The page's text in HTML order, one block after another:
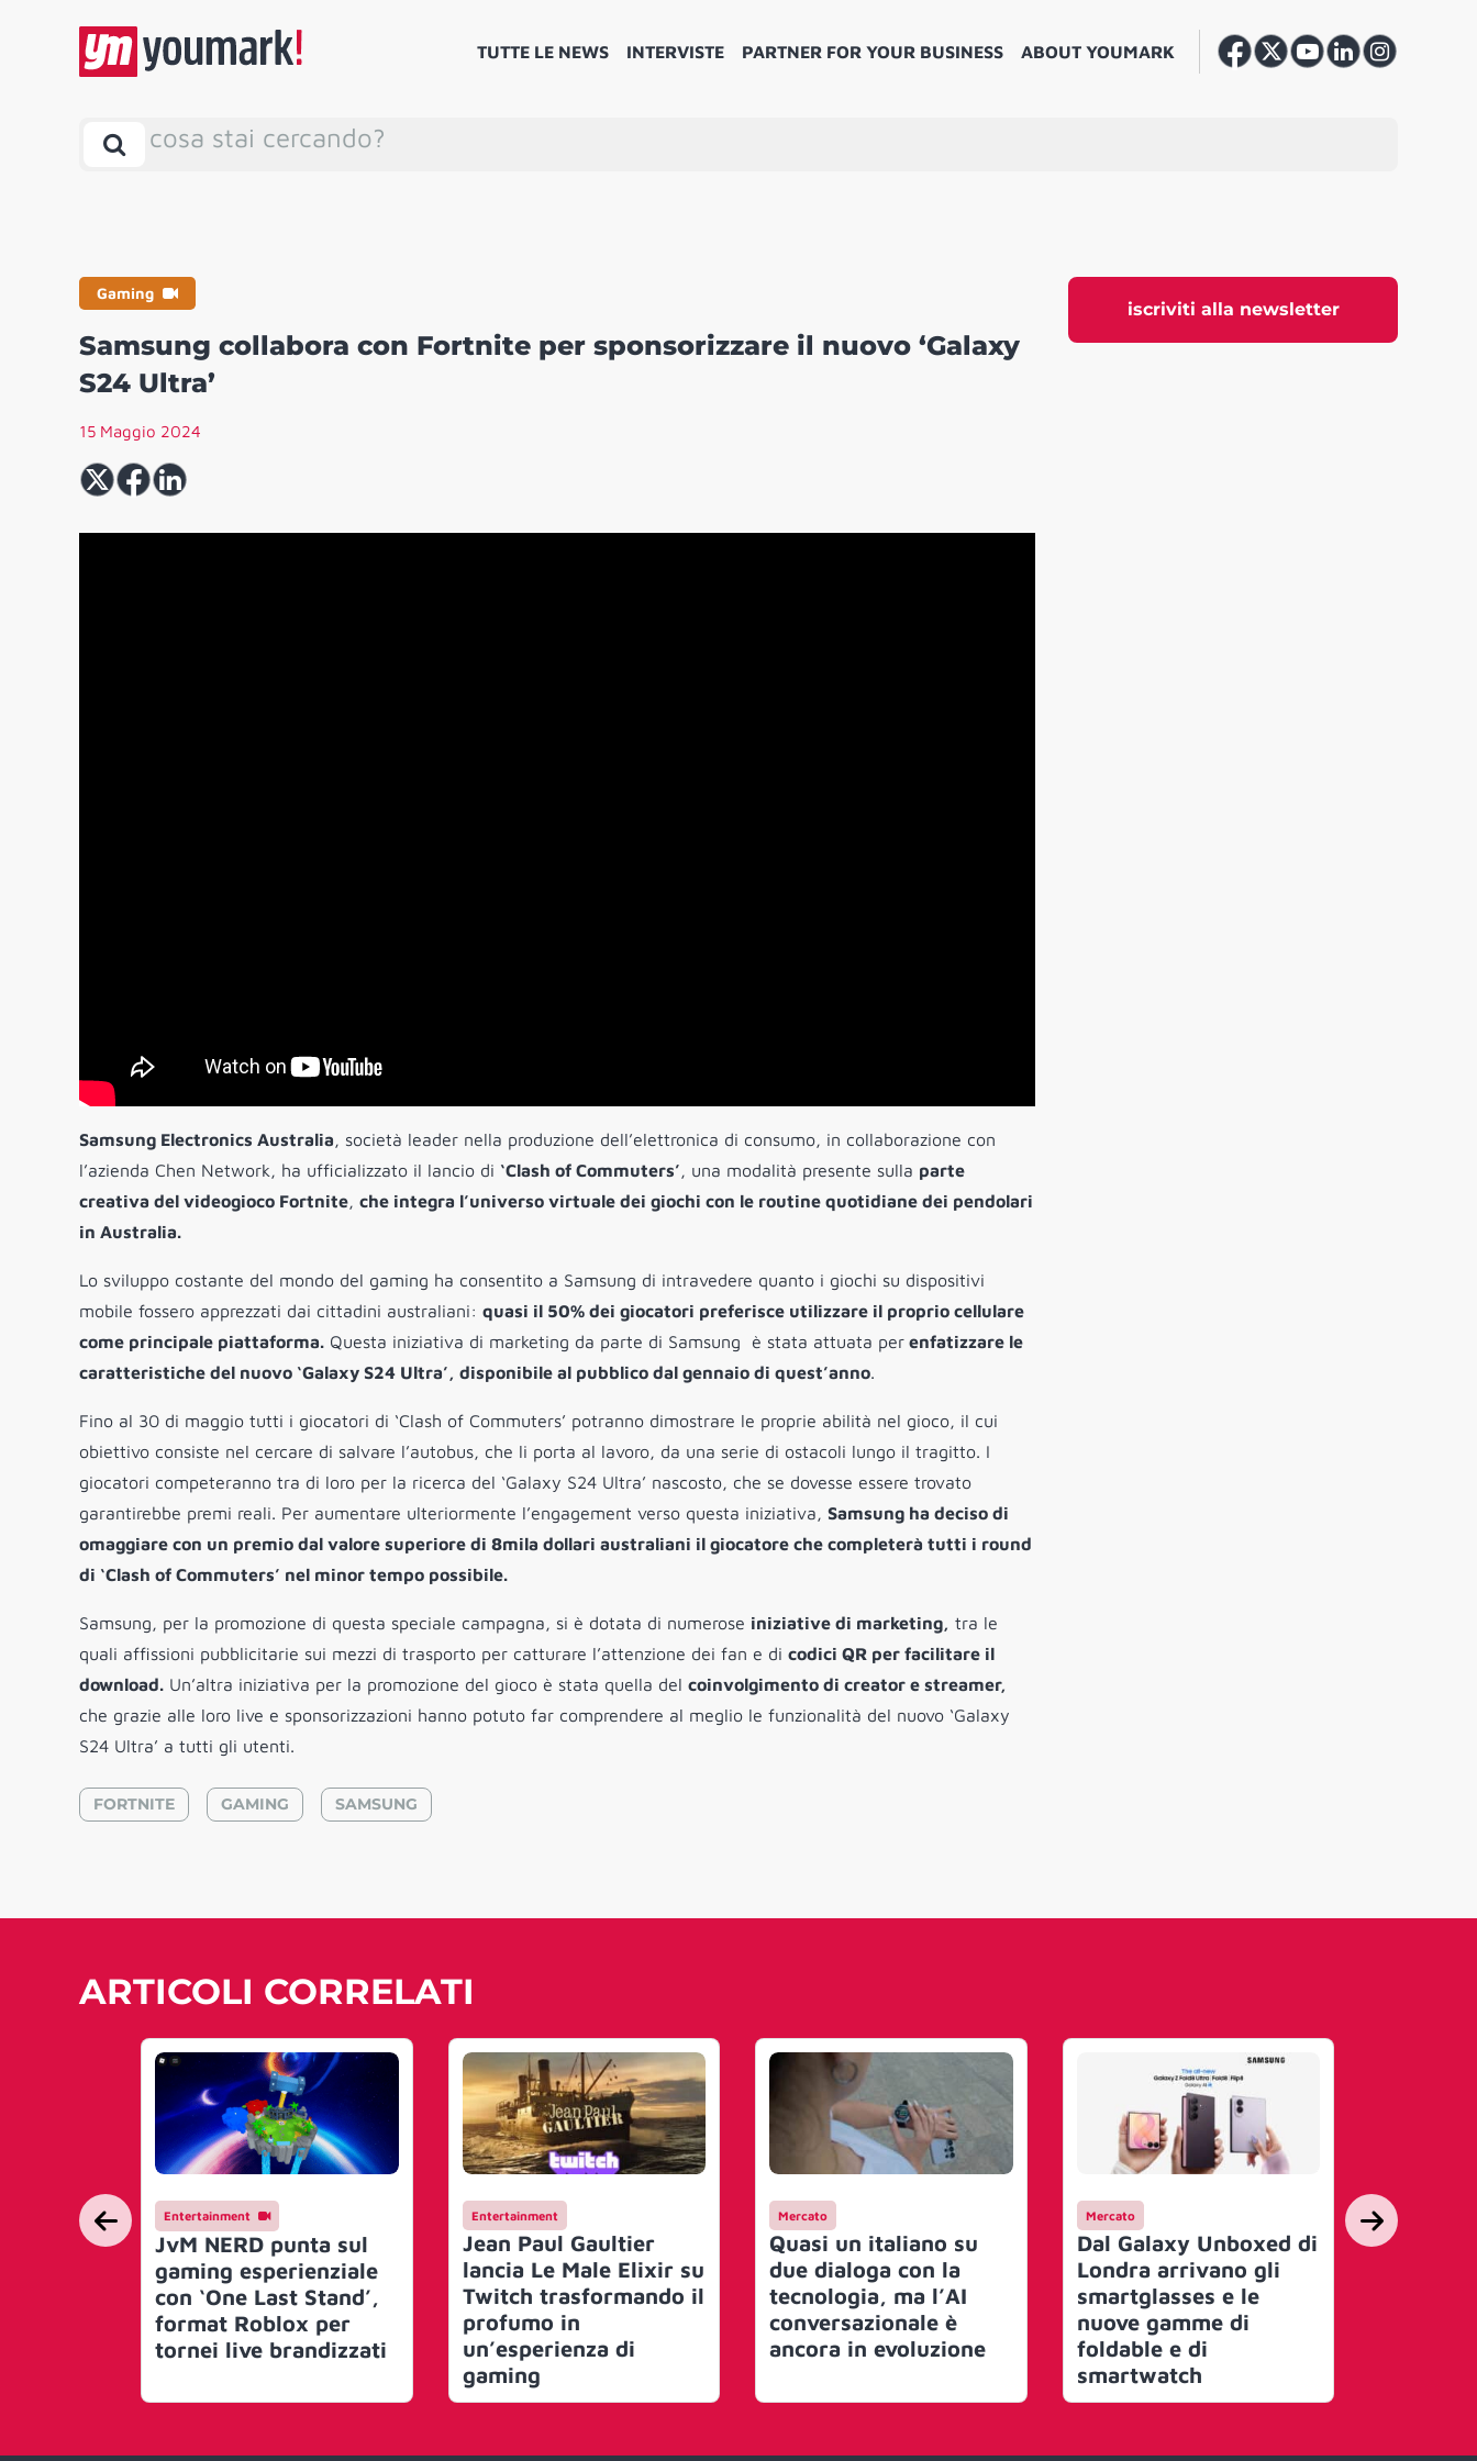
TUTTE LE NEWS INTERVISTE PARTNER FOR YOUR BUSINESS ABOUT YOUMARK
cosa stai cercando?
iscriviti alla newsletter
Gaming
Samsung collabora con Fortnite per sponsorizzare il nuovo ‘Galaxy
S24 Ultra’
15 Maggio 2024
Samsung Electronics Australia, società leader nella produzione dell’elettronica di consumo, in collaborazione con
l’azienda Chen Network, ha ufficializzato il lancio di ‘Clash of Commuters’, una modalità presente sulla parte
creativa del videogioco Fortnite, che integra l’universo virtuale dei giochi con le routine quotidiane dei pendolari
in Australia.
Lo sviluppo costante del mondo del gaming ha consentito a Samsung di intravedere quanto i giochi su dispositivi
mobile fossero apprezzati dai cittadini australiani: quasi il 50% dei giocatori preferisce utilizzare il proprio cellulare
come principale piattaforma. Questa iniziativa di marketing da parte di Samsung è stata attuata per enfatizzare le
caratteristiche del nuovo ‘Galaxy S24 Ultra’, disponibile al pubblico dal gennaio di quest’anno.
Fino al 30 di maggio tutti i giocatori di ‘Clash of Commuters’ potranno dimostrare le proprie abilità nel gioco, il cui
obiettivo consiste nel cercare di salvare l’autobus, che li porta al lavoro, da una serie di ostacoli lungo il tragitto. I
giocatori competeranno tra di loro per la ricerca del ‘Galaxy S24 Ultra’ nascosto, che se dovesse essere trovato
garantirebbe premi reali. Per aumentare ulteriormente l’engagement verso questa iniziativa, Samsung ha deciso di
omaggiare con un premio dal valore superiore di 8mila dollari australiani il giocatore che completerà tutti i round
di ‘Clash of Commuters’ nel minor tempo possibile.
Samsung, per la promozione di questa speciale campagna, si è dotata di numerose iniziative di marketing, tra le
quali affissioni pubblicitarie sui mezzi di trasporto per catturare l’attenzione dei fan e di codici QR per facilitare il
download. Un’altra iniziativa per la promozione del gioco è stata quella del coinvolgimento di creator e streamer,
che grazie alle loro live e sponsorizzazioni hanno potuto far comprendere al meglio le funzionalità del nuovo ‘Galaxy
S24 Ultra’ a tutti gli utenti.
FORTNITE GAMING SAMSUNG
ARTICOLI CORRELATI
Entertainment
JvM NERD punta sul
gaming esperienziale
con ‘One Last Stand’,
format Roblox per
tornei live brandizzati
Entertainment
Jean Paul Gaultier
lancia Le Male Elixir su
Twitch trasformando il
profumo in
un’esperienza di
gaming
Mercato
Quasi un italiano su
due dialoga con la
tecnologia, ma l’AI
conversazionale è
ancora in evoluzione
Mercato
Dal Galaxy Unboxed di
Londra arrivano gli
smartglasses e le
nuove gamme di
foldable e di
smartwatch
People